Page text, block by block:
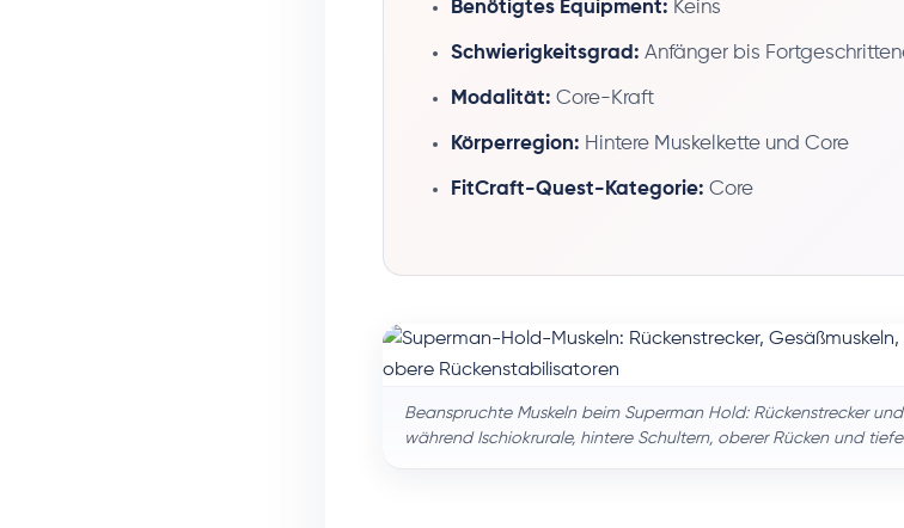
Benötigtes Equipment: Keins
Schwierigkeitsgrad: Anfänger bis
Modalität: Core-Kraft
Körperregion: Hintere Muskelkette und Core
FitCraft-Quest-Kategorie: Core
Beanspruchte Muskeln beim Superman Hold: Rückenstrecker
während Ischiokrurale, hintere Schultern, oberer Rücken und